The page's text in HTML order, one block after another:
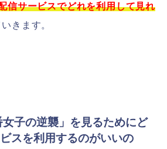
信サービスでどれを利用して見れ
きます。
女子の逆襲」を見るためにど
スを利用するのがいいの